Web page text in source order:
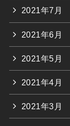
2021年7月
2021年6月
2021年5月
2021年4月
2021年3月